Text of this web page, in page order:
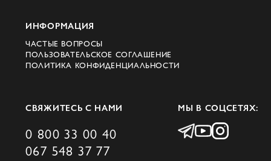
ИНФОРМАЦИЯ
ЧАСТЫЕ ВОПРОСЫ
ПОЛЬЗОВАТЕЛЬСКОЕ СОГЛАШЕНИЕ
ПОЛИТИКА КОНФИДЕНЦИАЛЬНОСТИ
СВЯЖИТЕСЬ С НАМИ
0 800 33 00 40
067 548 37 77
МЫ В СОЦСЕТЯХ: